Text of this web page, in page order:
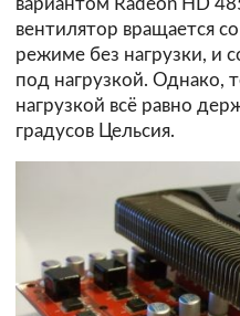
вентилятор вращается
режиме без нагрузки, и
под нагрузкой. Однако,
нагрузкой всё равно
градусов Цельсия.